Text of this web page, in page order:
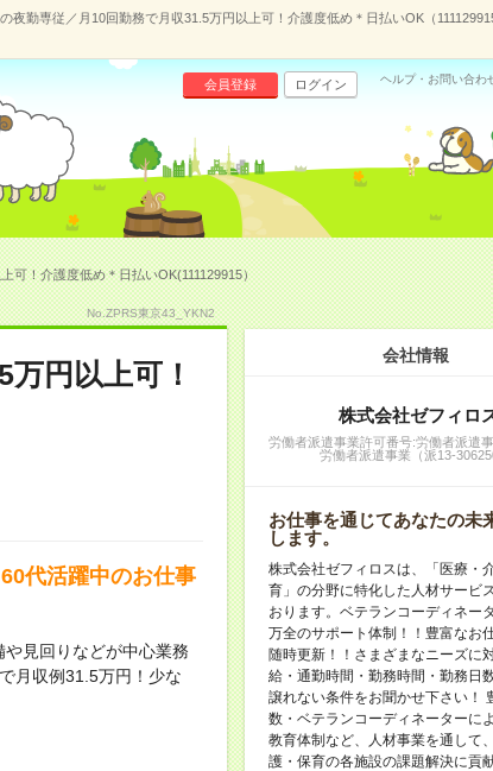
夜勤専従／月10回勤務で月収31.5万円以上可！介護度低め＊日払いOK（
会員登録 ログイン ヘルプ・お問い合わ
可！介護度低め＊日払いOK(111129915）
No.ZPRS東京43_YKN2
円以上可！
代活躍中のお仕事
見回りなどが中心業務
月収例31.5万円！少な
会社情報
株式会社ゼフィロ
労働者派遣事業許可番号:労働者派遣
労働者派遣事業（派13-
お仕事を通じてあなたの未
します。
株式会社ゼフィロスは、「医療・
育」の分野に特化した人材サービ
おります。ベテランコーディネー
万全のサポート体制！！豊富なお
随時更新！！さまざまなニーズに
給・通勤時間・勤務時間・勤務日数
譲れない条件をお聞かせ下さい！
数・ベテランコーディネーターによ
教育体制など、人材事業を通して
護・保育の各施設の課題解決に貢